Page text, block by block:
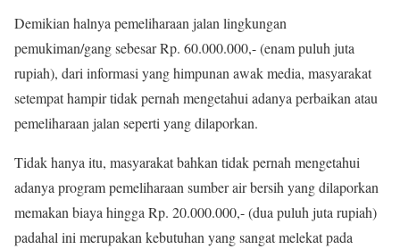
Demikian halnya pemeliharaan jalan lingkungan
pemukiman/gang sebesar Rp. 60.000.000,- (enam puluh juta
rupiah), dari informasi yang himpunan awak media, masyarakat
setempat hampir tidak pernah mengetahui adanya perbaikan atau
pemeliharaan jalan seperti yang dilaporkan.
Tidak hanya itu, masyarakat bahkan tidak pernah mengetahui
adanya program pemeliharaan sumber air bersih yang dilaporkan
memakan biaya hingga Rp. 20.000.000,- (dua puluh juta rupiah)
padahal ini merupakan kebutuhan yang sangat melekat pada